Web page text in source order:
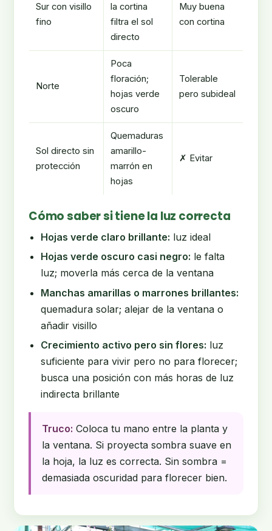
Sur con visillo
fino
la cortina
filtra el sol
directo
Muy buena
con cortina
Norte
Poca
floración;
hojas verde
oscuro
Tolerable
pero subideal
Sol directo sin
protección
Quemaduras
amarillo-
marrón en
hojas
✗ Evitar
Cómo saber si tiene la luz correcta
Hojas verde claro brillante: luz ideal
Hojas verde oscuro casi negro: le falta
luz; moverla más cerca de la ventana
Manchas amarillas o marrones brillantes:
quemadura solar; alejar de la ventana o
añadir visillo
Crecimiento activo pero sin flores: luz
suficiente para vivir pero no para florecer;
busca una posición con más horas de luz
indirecta brillante
Truco: Coloca tu mano entre la planta y
la ventana. Si proyecta sombra suave en
la hoja, la luz es correcta. Sin sombra =
demasiada oscuridad para florecer bien.